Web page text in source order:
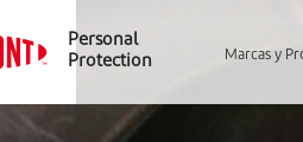
Personal
Protection
Marcas y